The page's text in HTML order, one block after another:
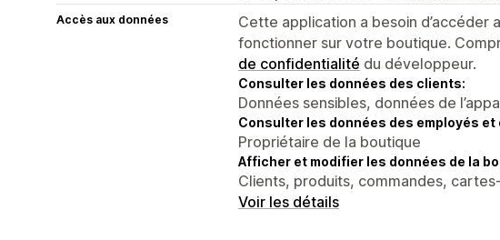
Accès aux données
Cette application a besoin d’accéder
fonctionner sur votre boutique.
de confidentialité du développeur.
Consulter les données des clients:
Données sensibles, données de
Consulter les données des employés
Propriétaire de la boutique
Afficher et modifier les données de la
Clients, produits, commandes,
Voir les détails